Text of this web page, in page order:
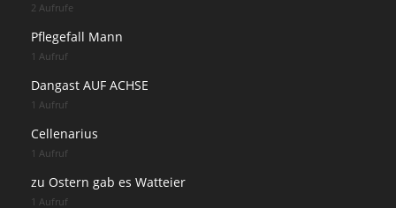
2 Aufrufe
Pflegefall Mann
1 Aufruf
Dangast AUF ACHSE
1 Aufruf
Cellenarius
1 Aufruf
zu Ostern gab es Watteier
1 Aufruf